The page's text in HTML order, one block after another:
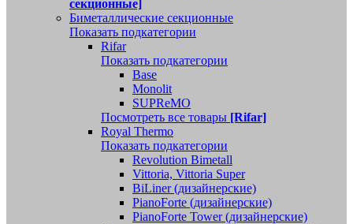
секционные]
Биметаллические секционные
Показать подкатегории
Rifar
Показать подкатегории
Base
Monolit
SUPReMO
Посмотреть все товары [Rifar]
Royal Thermo
Показать подкатегории
Revolution Bimetall
Vittoria, Vittoria Super
BiLiner (дизайнерские)
PianoForte (дизайнерские)
PianoForte Tower (дизайнерские)